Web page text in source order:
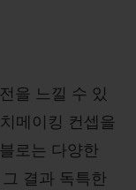
을 느낄 수 있
메이킹 컨셉을
로는 다양한
결과 독특한